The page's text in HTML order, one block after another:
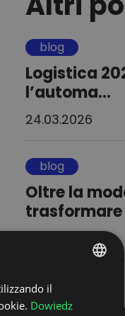
blog
Logistica
l’automa...
24.03.2026
blog
Oltre la
trasformare
blog
Il nuovo
ENGLISH
il
Dowiedz